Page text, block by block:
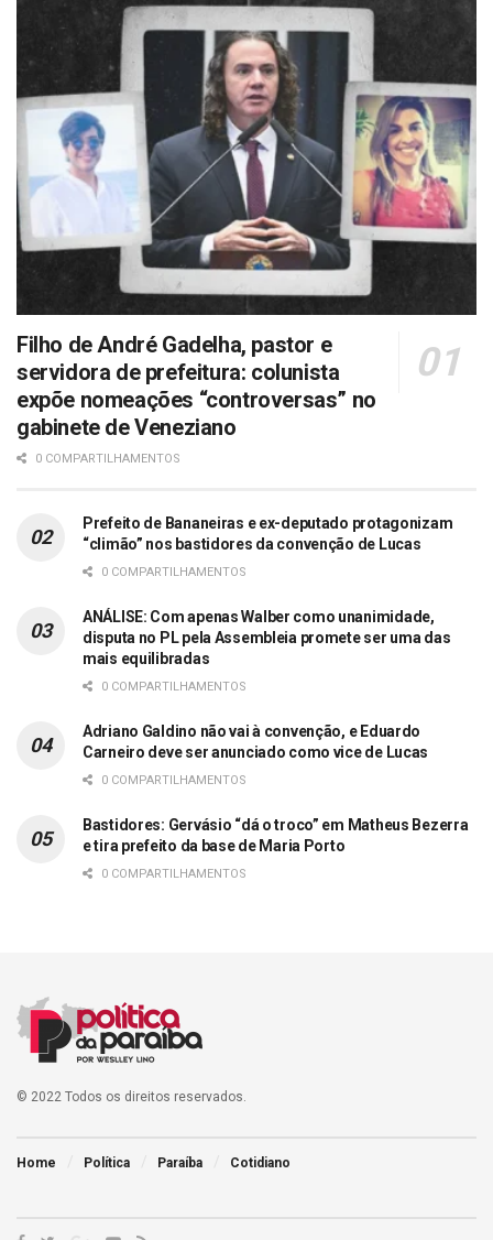
Filho de André Gadelha, pastor e
servidora de prefeitura: colunista
expõe nomeações “controversas” no
gabinete de Veneziano
0 COMPARTILHAMENTOS
Prefeito de Bananeiras e ex-deputado protagonizam
“climão” nos bastidores da convenção de Lucas
0 COMPARTILHAMENTOS
ANÁLISE: Com apenas Walber como unanimidade,
disputa no PL pela Assembleia promete ser uma das
mais equilibradas
0 COMPARTILHAMENTOS
Adriano Galdino não vai à convenção, e Eduardo
Carneiro deve ser anunciado como vice de Lucas
0 COMPARTILHAMENTOS
Bastidores: Gervásio “dá o troco” em Matheus Bezerra
e tira prefeito da base de Maria Porto
0 COMPARTILHAMENTOS
© 2022 Todos os direitos reservados.
Home Política Paraíba Cotidiano